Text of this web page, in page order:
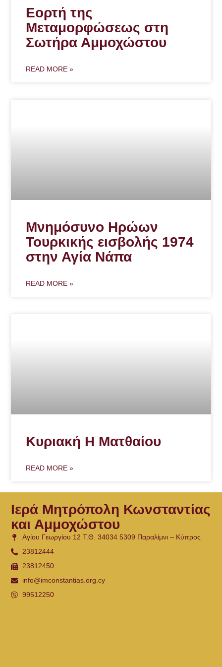
Εορτή της
Μεταμορφώσεως στη
Σωτήρα Αμμοχώστου
READ MORE »
Μνημόσυνο Ηρώων
Τουρκικής εισβολής 1974
στην Αγία Νάπα
READ MORE »
Κυριακή Η Ματθαίου
READ MORE »
Ιερά Μητρόπολη Κωνσταντίας
και Αμμοχώστου
Αγίου Γεωργίου 12 Τ.Θ. 34034 5309 Παραλίμνι – Κύπρος
23812444
23812450
info@imconstantias.org.cy
99512250